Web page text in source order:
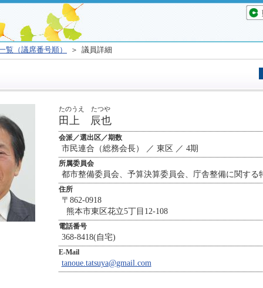
覧（議席番号順） ＞ 議員詳細
たのうえ たつや
田上 辰也
会派／選出区／期数
市民連合（総務会長） ／ 東区 ／ 4期
所属委員会
都市整備委員会、予算決算委員会、庁舎整備に関する
住所
〒862-0918
熊本市東区花立5丁目12-108
電話番号
368-8418(自宅)
E-Mail
tanoue.tatsuya@gmail.com